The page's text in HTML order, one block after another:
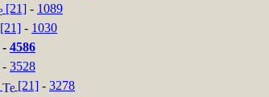
[21] - 1089
[21] - 1030
- 4586
- 3528
[21] - 3278